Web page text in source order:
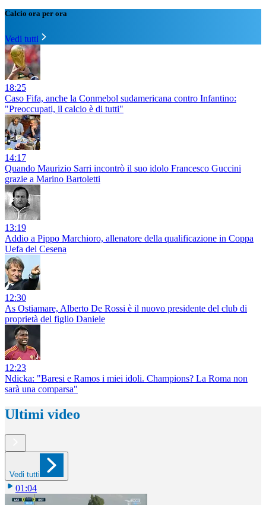
Calcio ora per ora
Vedi tutti
18:25
Caso Fifa, anche la Conmebol sudamericana contro Infantino:
"Preoccupati, il calcio è di tutti"
14:17
Quando Maurizio Sarri incontrò il suo idolo Francesco Guccini
grazie a Marino Bartoletti
13:19
Addio a Pippo Marchioro, allenatore della qualificazione in Coppa
Uefa del Cesena
12:30
As Ostiamare, Alberto De Rossi è il nuovo presidente del club di
proprietà del figlio Daniele
12:23
Ndicka: "Baresi e Ramos i miei idoli. Champions? La Roma non
sarà una comparsa"
Ultimi video
Vedi tutti
01:04